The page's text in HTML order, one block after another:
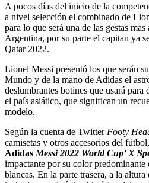
A pocos días del inicio de la
a nivel selección el combinado de
para lo que será una de las gestas
Argentina, por su parte el capitan ya
Qatar 2022.
Lionel Messi presentó los que serán
Mundo y de la mano de Adidas el
deslumbrantes botines que usará para
el país asiático, que significan un
modelo.
Según la cuenta de Twitter Footy
camisetas y otros accesorios del fútbol,
Adidas Messi 2022 World Cup’ X
impactante por su color
blancas. En la parte trasera, a la